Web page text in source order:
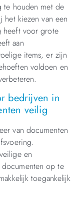
te houden met de
kiezen van een
heeft voor grote
aan
items, er zijn
voldoen en
bedrijven in
veilig
van documenten
en
op te
toegankelijk